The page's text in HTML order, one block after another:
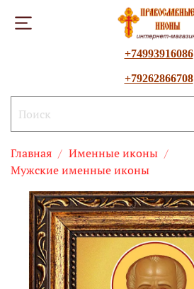
+74993916086
+79262866708
Главная
Именные иконы
Мужские именные иконы